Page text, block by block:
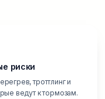
риски
троттлинг и
ведут к тормозам.